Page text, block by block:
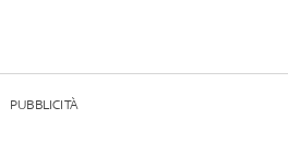
PUBBLICITÀ